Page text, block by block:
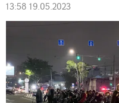
13:58 19.05.2023